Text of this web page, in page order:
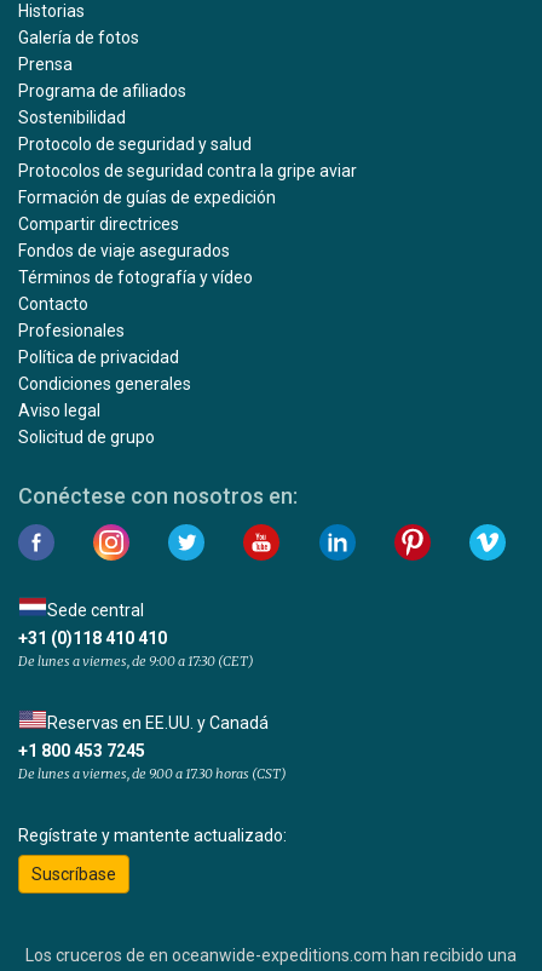
Historias
Galería de fotos
Prensa
Programa de afiliados
Sostenibilidad
Protocolo de seguridad y salud
Protocolos de seguridad contra la gripe aviar
Formación de guías de expedición
Compartir directrices
Fondos de viaje asegurados
Términos de fotografía y vídeo
Contacto
Profesionales
Política de privacidad
Condiciones generales
Aviso legal
Solicitud de grupo
Conéctese con nosotros en:
Sede central
+31 (0)118 410 410
De lunes a viernes, de 9:00 a 17:30 (CET)
Reservas en EE.UU. y Canadá
+1 800 453 7245
De lunes a viernes, de 9.00 a 17.30 horas (CST)
Regístrate y mantente actualizado:
Suscríbase
Los cruceros de en oceanwide-expeditions.com han recibido una